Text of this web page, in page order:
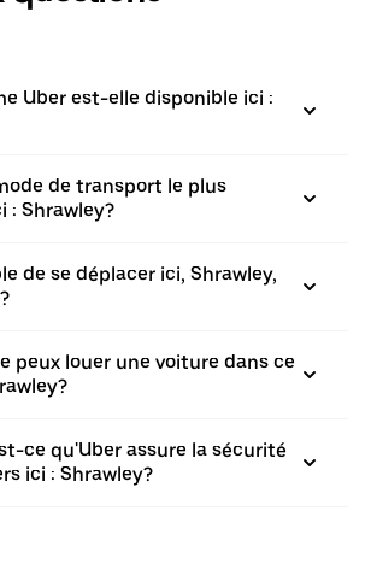
Uber est-elle disponible ici :
de transport le plus
: Shrawley?
de se déplacer ici, Shrawley,
peux louer une voiture dans ce
ce qu'Uber assure la sécurité
ici : Shrawley?